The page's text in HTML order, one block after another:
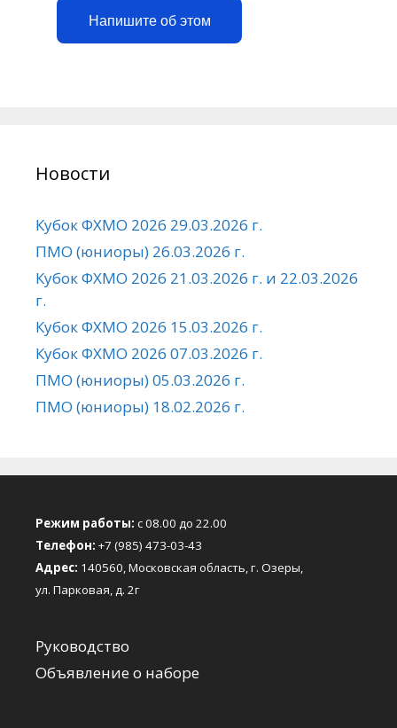
Напишите об этом
Новости
Кубок ФХМО 2026 29.03.2026 г.
ПМО (юниоры) 26.03.2026 г.
Кубок ФХМО 2026 21.03.2026 г. и 22.03.2026
г.
Кубок ФХМО 2026 15.03.2026 г.
Кубок ФХМО 2026 07.03.2026 г.
ПМО (юниоры) 05.03.2026 г.
ПМО (юниоры) 18.02.2026 г.
Режим работы: с 08.00 до 22.00
Телефон: +7 (985) 473-03-43
Адрес: 140560, Московская область, г. Озеры,
ул. Парковая, д. 2г
Руководство
Объявление о наборе